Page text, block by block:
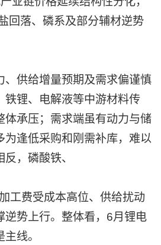
回落、磷系及部分辅材逆势
、供给增量预期及需求偏谨慎
铁锂、电解液等中游材料传
体承压；需求端虽有动力与储
为逢低采购和刚需补库，难以
，磷酸铁、
工费受成本高位、供给扰动
逆势上行。整体看，6月锂电
线。